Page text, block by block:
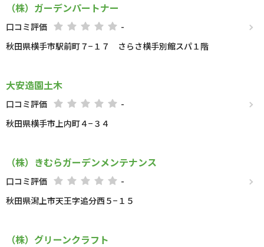
（株）ガーデンパートナー
口コミ評価
-
秋田県横手市駅前町７−１７ さらさ横手別館スパ１階
大安造園土木
口コミ評価
-
秋田県横手市上内町４−３４
（株）きむらガーデンメンテナンス
口コミ評価
-
秋田県潟上市天王字追分西５−１５
（株）グリーンクラフト